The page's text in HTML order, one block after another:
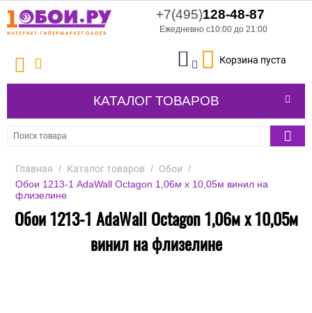
+7(495)128-48-87
Ежедневно с10:00 до 21:00
Корзина пуста
КАТАЛОГ ТОВАРОВ
Главная / Каталог товаров / Обои /
Обои 1213-1 AdaWall Octagon 1,06м х 10,05м винил на
флизелине
Обои 1213-1 AdaWall Octagon 1,06м х 10,05м
винил на флизелине